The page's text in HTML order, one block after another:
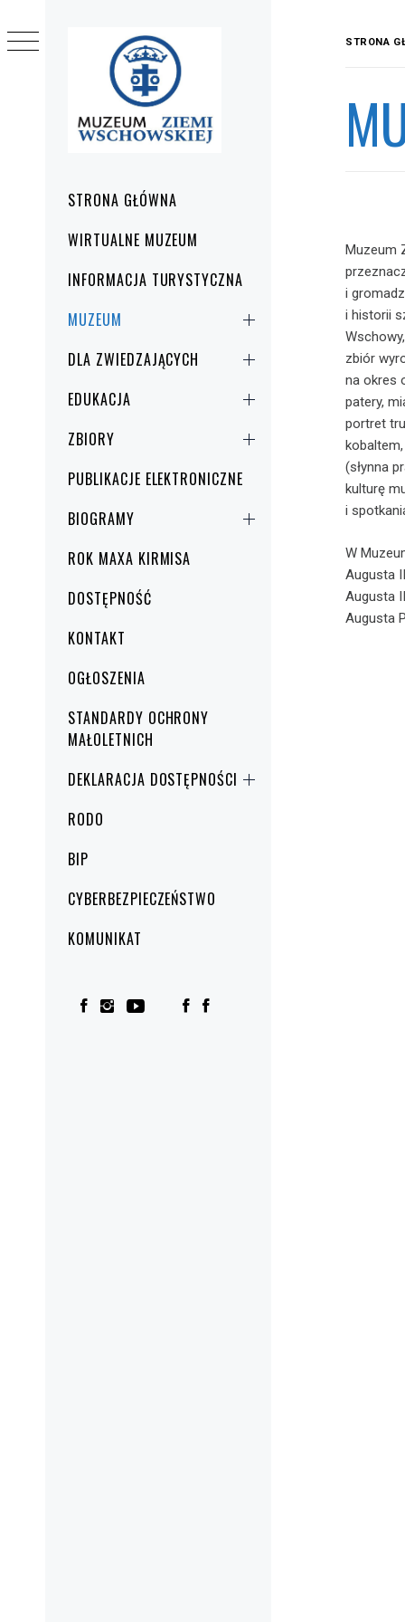
główneSTRONA GŁÓWNA
WIRTUALNE MUZEUM
INFORMACJA TURYSTYCZNA
MUZEUM
DLA ZWIEDZAJĄCYCH
EDUKACJA
ZBIORY
PUBLIKACJE ELEKTRONICZNE
BIOGRAMY
ROK MAXA KIRMISA
DOSTĘPNOŚĆ
KONTAKT
OGŁOSZENIA
STANDARDY OCHRONY
MAŁOLETNICH
DEKLARACJA DOSTĘPNOŚCI
RODO
BIP
CYBERBEZPIECZEŃSTWO
KOMUNIKAT
STRONA
Muzeum
i
i historii
zbiór
na okres
patery,
portret
(słynna
kulturę
i
W
Augusta
Augusta
Augusta